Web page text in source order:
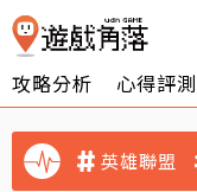
攻略分析 心得評測
英雄聯盟